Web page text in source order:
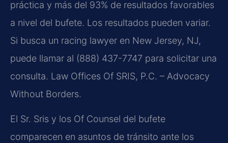
práctica y más del 93% de resultados favorables
a nivel del bufete. Los resultados pueden variar.
Si busca un racing lawyer en New Jersey, NJ,
puede llamar al (888) 437-7747 para solicitar una
consulta. Law Offices Of SRIS, P.C. – Advocacy
Without Borders.
El Sr. Sris y los Of Counsel del bufete
comparecen en asuntos de tránsito ante los